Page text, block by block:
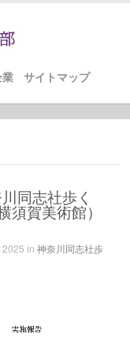
業 サイトマップ
同志社歩く
賀美術館）
2025 in神奈川同志社歩